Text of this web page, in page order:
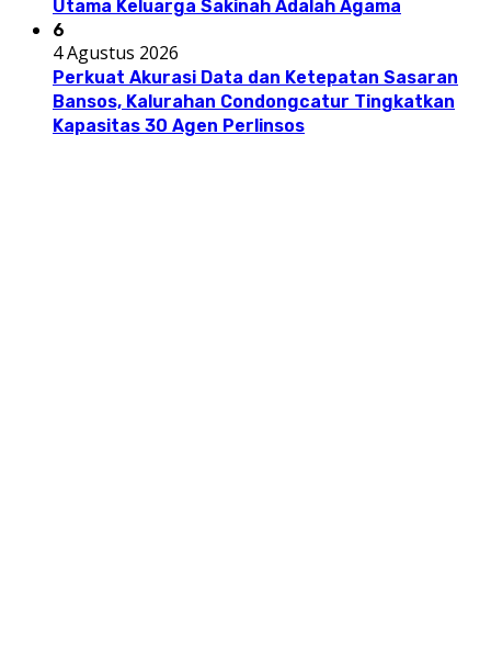
Utama Keluarga Sakinah Adalah Agama
6
4 Agustus 2026
Perkuat Akurasi Data dan Ketepatan Sasaran
Bansos, Kalurahan Condongcatur Tingkatkan
Kapasitas 30 Agen Perlinsos